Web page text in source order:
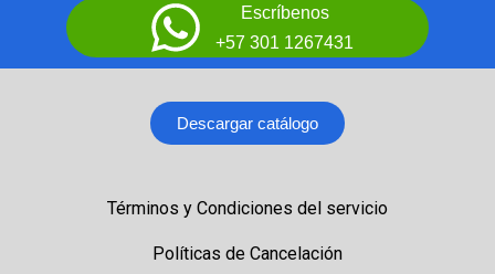
Escríbenos
+57 301 1267431
Descargar catálogo
Términos y Condiciones del servicio
Políticas de Cancelación